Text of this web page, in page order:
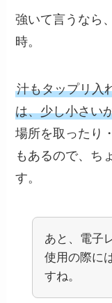
強いて言うなら
時。
汁もタップリ入
は、少し小さい
場所を取ったり
もあるので、ち
す。
あと、電子
使用の際に
すね。